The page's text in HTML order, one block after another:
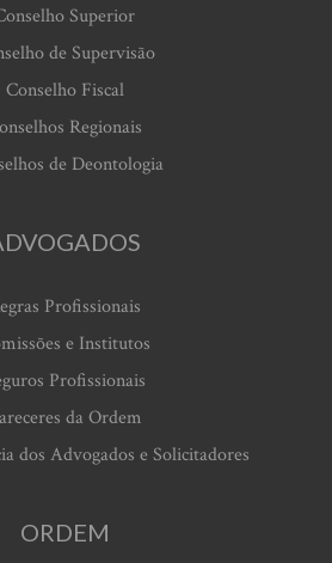
Superior
de Supervisão
Conselho Fiscal
Regionais
de Deontologia
Profissionais
e Institutos
Profissionais
da Ordem
dos Advogados e Solicitadores
ORDEM